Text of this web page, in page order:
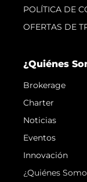
POLÍTICA DE
OFERTAS DE
¿Quiénes
Brokerage
Charter
Noticias
Eventos
Innovación
¿Quiénes